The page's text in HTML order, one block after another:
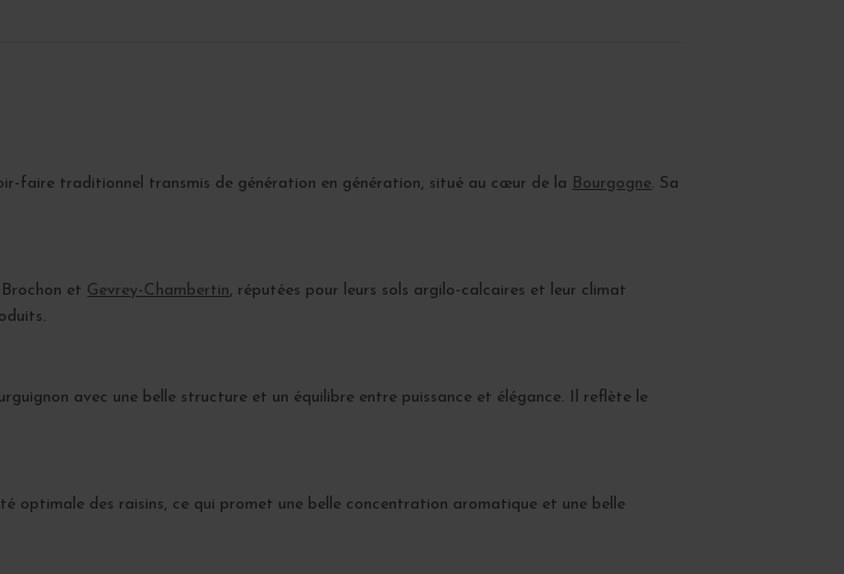
faire traditionnel transmis de génération en génération, situé au cœur de la Bourgogne. Sa
Brochon et Gevrey-Chambertin, réputées pour leurs sols argilo-calcaires et leur climat
avec une belle structure et un équilibre entre puissance et élégance. Il reflète le
optimale des raisins, ce qui promet une belle concentration aromatique et une belle